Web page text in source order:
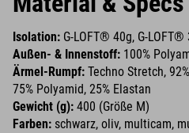
Isolation: G-LOFT® 40g, G-
Außen- & Innenstoff: 100%
Ärmel-Rumpf: Techno Stretch,
75% Polyamid, 25% Elastan
Gewicht (g): 400 (Größe M)
Farben: schwarz, oliv, multicam,